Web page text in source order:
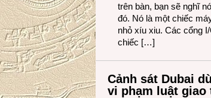
trên bàn, bạn sẽ nghĩ
đó. Nó là một chiếc
nhỏ xíu xiu. Các cổng
chiếc […]
Cảnh sát Dubai
vi phạm luật giao